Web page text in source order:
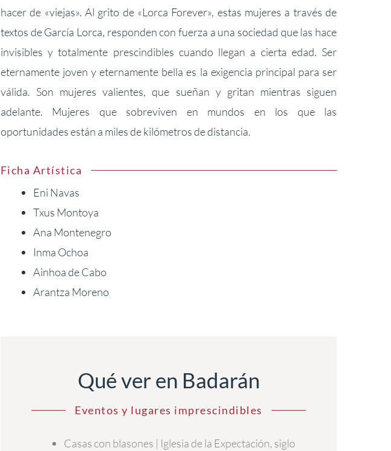
hacer de «viejas». Al grito de «Lorca Forever», estas mujeres a través de
textos de García Lorca, responden con fuerza a una sociedad que las hace
invisibles y totalmente prescindibles cuando llegan a cierta edad. Ser
eternamente joven y eternamente bella es la exigencia principal para ser
válida. Son mujeres valientes, que sueñan y gritan mientras siguen
adelante. Mujeres que sobreviven en mundos en los que las
oportunidades están a miles de kilómetros de distancia.
Ficha Artística
Eni Navas
Txus Montoya
Ana Montenegro
Inma Ochoa
Ainhoa de Cabo
Arantza Moreno
Qué ver en Badarán
Eventos y lugares imprescindibles
Casas con blasones | Iglesia de la Expectación, siglo